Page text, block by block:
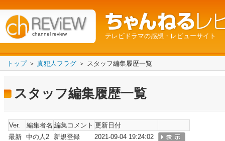
channel review テレビドラマの感想・レビューサイト
トップ＞ 真犯人フラグ ＞ スタッフ編集履歴一覧
スタッフ編集履歴一覧
Ver. 編集者名 編集コメント 更新日付
最新 中の人2 新規登録 2021-09-04 19:24:02